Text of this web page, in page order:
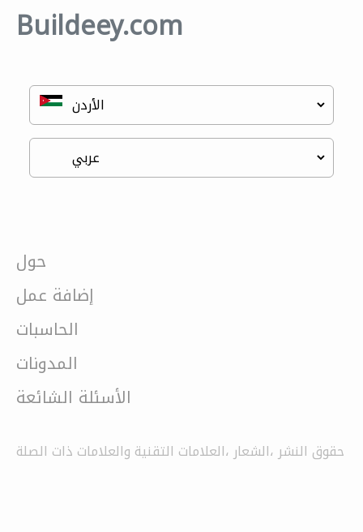
Buildeey.com
حول
إضافة عمل
الحاسبات
المدونات
الأسئلة الشائعة
حقوق النشر ،الشعار ،العلامات التقنية والعلامات ذات الصلة